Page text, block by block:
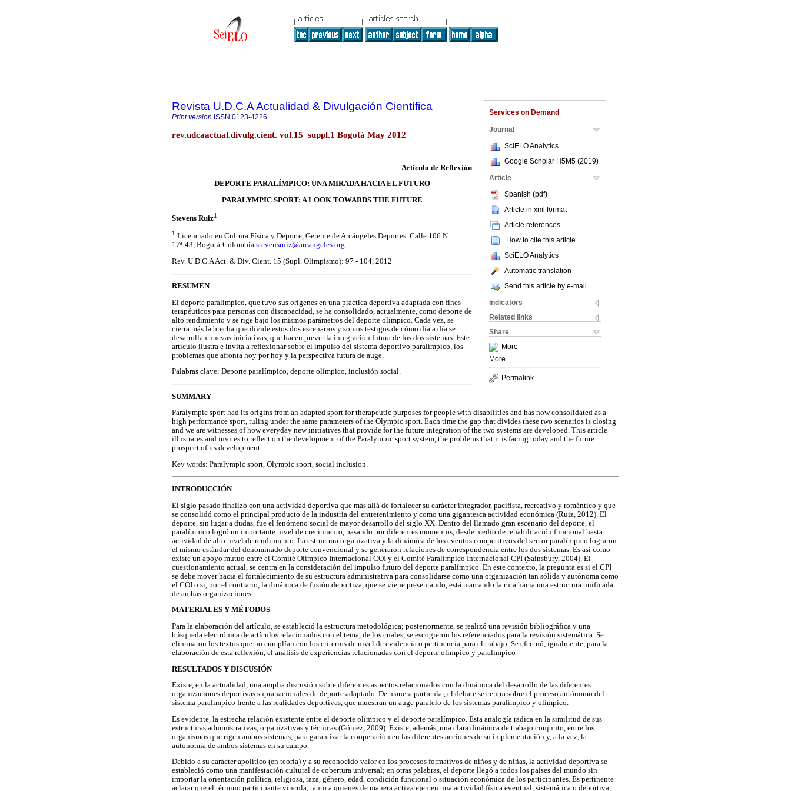
Services on Demand
Journal
SciELO Analytics
Google Scholar H5M5 (2019)
Article
Spanish (pdf)
Article in xml format
Article references
How to cite this article
SciELO Analytics
Automatic translation
Send this article by e-mail
Indicators
Related links
Share
More
More
Permalink
Revista U.D.C.A Actualidad & Divulgación Científica
Print version ISSN 0123-4226
rev.udcaactual.divulg.cient. vol.15 suppl.1 Bogotá May 2012
Artículo de Reflexión
DEPORTE PARALÍMPICO: UNA MIRADA HACIA EL FUTURO
PARALYMPIC SPORT: A LOOK TOWARDS THE FUTURE
Stevens Ruiz1
1 Licenciado en Cultura Física y Deporte, Gerente de Arcángeles Deportes. Calle 106 N.
17ª-43, Bogotá-Colombia stevensruiz@arcangeles.org
Rev. U.D.C.A Act. & Div. Cient. 15 (Supl. Olimpismo): 97 - 104, 2012
RESUMEN
El deporte paralímpico, que tuvo sus orígenes en una práctica deportiva adaptada con fines
terapéuticos para personas con discapacidad, se ha consolidado, actualmente, como deporte de
alto rendimiento y se rige bajo los mismos parámetros del deporte olímpico. Cada vez, se
cierra más la brecha que divide estos dos escenarios y somos testigos de cómo día a día se
desarrollan nuevas iniciativas, que hacen prever la integración futura de los dos sistemas. Este
artículo ilustra e invita a reflexionar sobre el impulso del sistema deportivo paralímpico, los
problemas que afronta hoy por hoy y la perspectiva futura de auge.
Palabras clave: Deporte paralímpico, deporte olímpico, inclusión social.
SUMMARY
Paralympic sport had its origins from an adapted sport for therapeutic purposes for people with disabilities and has now consolidated as a
high performance sport, ruling under the same parameters of the Olympic sport. Each time the gap that divides these two scenarios is closing
and we are witnesses of how everyday new initiatives that provide for the future integration of the two systems are developed. This article
illustrates and invites to reflect on the development of the Paralympic sport system, the problems that it is facing today and the future
prospect of its development.
Key words: Paralympic sport, Olympic sport, social inclusion.
INTRODUCCIÓN
El siglo pasado finalizó con una actividad deportiva que más allá de fortalecer su carácter integrador, pacifista, recreativo y romántico y que
se consolidó como el principal producto de la industria del entretenimiento y como una gigantesca actividad económica (Ruiz, 2012). El
deporte, sin lugar a dudas, fue el fenómeno social de mayor desarrollo del siglo XX. Dentro del llamado gran escenario del deporte, el
paralímpico logró un importante nivel de crecimiento, pasando por diferentes momentos, desde medio de rehabilitación funcional hasta
actividad de alto nivel de rendimiento. La estructura organizativa y la dinámica de los eventos competitivos del sector paralímpico lograron
el mismo estándar del denominado deporte convencional y se generaron relaciones de correspondencia entre los dos sistemas. Es así como
existe un apoyo mutuo entre el Comité Olímpico Internacional COI y el Comité Paralímpico Internacional CPI (Sainsbury, 2004). El
cuestionamiento actual, se centra en la consideración del impulso futuro del deporte paralímpico. En este contexto, la pregunta es si el CPI
se debe mover hacia el fortalecimiento de su estructura administrativa para consolidarse como una organización tan sólida y autónoma como
el COI o si, por el contrario, la dinámica de fusión deportiva, que se viene presentando, está marcando la ruta hacia una estructura unificada
de ambas organizaciones.
MATERIALES Y MÉTODOS
Para la elaboración del artículo, se estableció la estructura metodológica; posteriormente, se realizó una revisión bibliográfica y una
búsqueda electrónica de artículos relacionados con el tema, de los cuales, se escogieron los referenciados para la revisión sistemática. Se
eliminaron los textos que no cumplían con los criterios de nivel de evidencia o pertinencia para el trabajo. Se efectuó, igualmente, para la
elaboración de esta reflexión, el análisis de experiencias relacionadas con el deporte olímpico y paralímpico
RESULTADOS Y DISCUSIÓN
Existe, en la actualidad, una amplia discusión sobre diferentes aspectos relacionados con la dinámica del desarrollo de las diferentes
organizaciones deportivas supranacionales de deporte adaptado. De manera particular, el debate se centra sobre el proceso autónomo del
sistema paralímpico frente a las realidades deportivas, que muestran un auge paralelo de los sistemas paralímpico y olímpico.
Es evidente, la estrecha relación existente entre el deporte olímpico y el deporte paralímpico. Esta analogía radica en la similitud de sus
estructuras administrativas, organizativas y técnicas (Gómez, 2009). Existe, además, una clara dinámica de trabajo conjunto, entre los
organismos que rigen ambos sistemas, para garantizar la cooperación en las diferentes acciones de su implementación y, a la vez, la
autonomía de ambos sistemas en su campo.
Debido a su carácter apolítico (en teoría) y a su reconocido valor en los procesos formativos de niños y de niñas, la actividad deportiva se
estableció como una manifestación cultural de cobertura universal; en otras palabras, el deporte llegó a todos los países del mundo sin
importar la orientación política, religiosa, raza, género, edad, condición funcional o situación económica de los participantes. Es pertinente
aclarar que el término participante vincula, tanto a quienes de manera activa ejercen una actividad física eventual, sistemática o deportiva,